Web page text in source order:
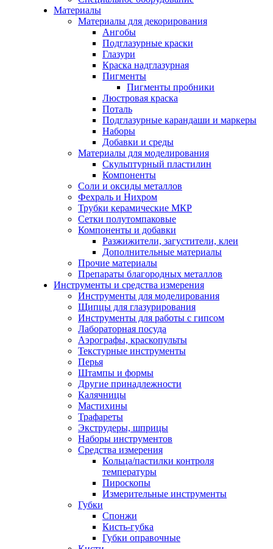
Материалы
Материалы для декорирования
Ангобы
Подглазурные краски
Глазури
Краска надглазурная
Пигменты
Пигменты пробники
Люстровая краска
Поталь
Подглазурные карандаши и маркеры
Наборы
Добавки и среды
Материалы для моделирования
Скульптурный пластилин
Компоненты
Соли и оксиды металлов
Фехраль и Нихром
Трубки керамические МКР
Сетки полутомпаковые
Компоненты и добавки
Разжижители, загустители, клеи
Дополнительные материалы
Прочие материалы
Препараты благородных металлов
Инструменты и средства измерения
Инструменты для моделирования
Щипцы для глазурирования
Инструменты для работы с гипсом
Лабораторная посуда
Аэрографы, краскопульты
Текстурные инструменты
Перья
Штампы и формы
Другие принадлежности
Калячницы
Мастихины
Трафареты
Экструдеры, шприцы
Наборы инструментов
Средства измерения
Кольца/пастилки контроля
температуры
Пироскопы
Измерительные инструменты
Губки
Спонжи
Кисть-губка
Губки оправочные